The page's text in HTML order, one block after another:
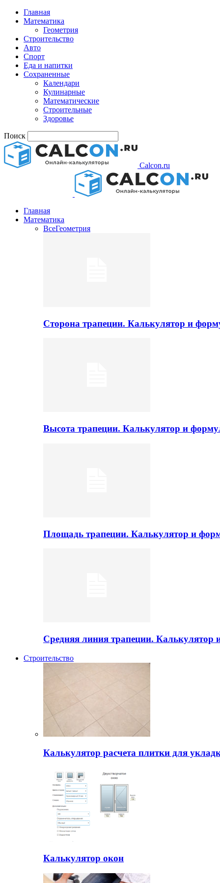
Главная
Математика
Геометрия
Строительство
Авто
Спорт
Еда и напитки
Сохраненные
Календари
Кулинарные
Математические
Строительные
Здоровье
Поиск
Calcon.ru
Главная
Математика
ВсеГеометрия
Сторона трапеции. Калькулятор и
Высота трапеции. Калькулятор и
Площадь трапеции. Калькулятор и
Средняя линия трапеции.
Строительство
Калькулятор расчета плитки для
Калькулятор окон